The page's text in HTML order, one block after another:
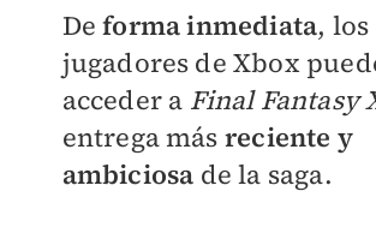
Deforma inmediata, los
jugadores de Xbox
acceder a Final Fantasy
entrega más reciente y
ambiciosa de la saga.